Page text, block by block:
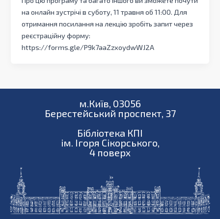
на онлайн зустрічі в суботу, 11 травня об 11:00. Для
отримання посилання на лекцію зробіть запит через
реєстраційну форму:
https://forms.gle/P9k7aaZzxoydwWJ2A
м.Київ, 03056
Берестейський проспект, 37
Бібліотека КПІ
ім. Ігоря Сікорського,
4 поверх